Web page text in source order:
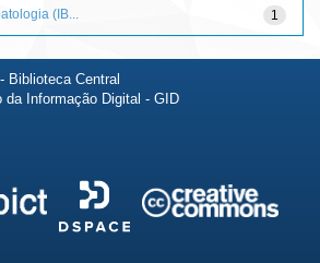
1
(IB...
Biblioteca Central
da Informação Digital - GID